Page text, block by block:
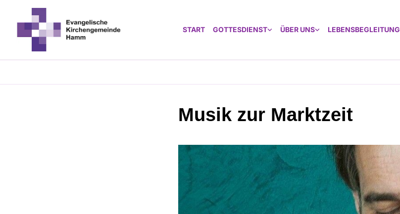
START GOTTESDIENST ÜBER UNS LEBENSBEGLEITUNG
Musik zur Marktzeit